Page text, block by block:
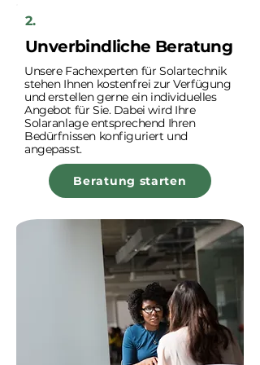
2.
Unverbindliche Beratung
Unsere Fachexperten für Solartechnik
stehen Ihnen kostenfrei zur Verfügung
und erstellen gerne ein individuelles
Angebot für Sie. Dabei wird Ihre
Solaranlage entsprechend Ihren
Bedürfnissen konfiguriert und
angepasst.
Beratung starten